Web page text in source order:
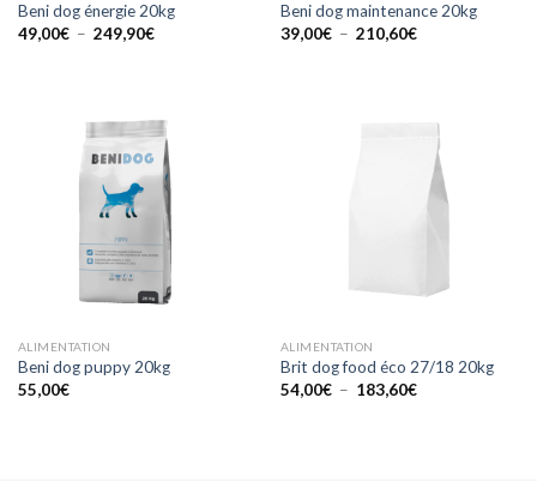
Beni dog énergie 20kg
49,00€ – 249,90€Plage
Beni dog maintenance 20kg
39,00€ – 210,60€Plage
ALIMENTATION
Beni dog puppy 20kg
55,00€
ALIMENTATION
Brit dog food éco 27/18 20kg
54,00€ – 183,60€Plage